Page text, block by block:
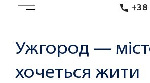
+38
Ужгород —
хочеться жити